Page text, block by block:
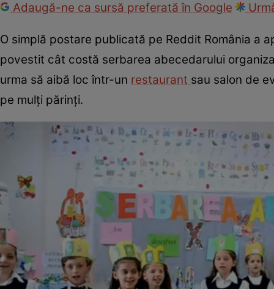
Adaugă-ne ca sursă preferată în Google
O simplă postare publicată pe Reddit România a
povestit cât costă serbarea abecedarului
urma să aibă loc într-un restaurant sau salon de
pe mulți părinți.